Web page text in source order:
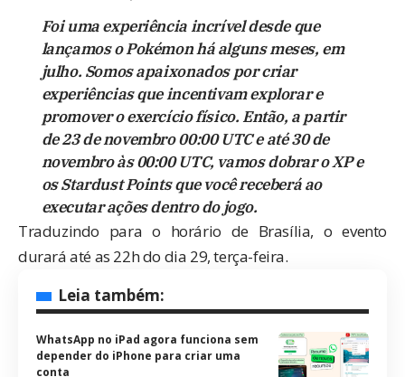
Foi uma experiência incrível desde que
lançamos o Pokémon há alguns meses, em
julho. Somos apaixonados por criar
experiências que incentivam explorar e
promover o exercício físico. Então, a partir
de 23 de novembro 00:00 UTC e até 30 de
novembro às 00:00 UTC, vamos dobrar o XP e
os Stardust Points que você receberá ao
executar ações dentro do jogo.
Traduzindo para o horário de Brasília, o evento
durará até as 22h do dia 29, terça-feira.
Leia também:
WhatsApp no iPad agora funciona sem
depender do iPhone para criar uma
conta